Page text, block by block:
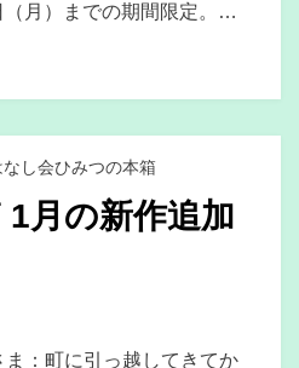
（月）までの期間限定。…
なし会ひみつの本箱
月の新作追加
ま：町に引っ越してきてか